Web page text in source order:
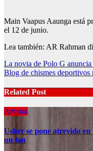
Main Vaapus Aaunga está
el 12 de junio.
Lea también: AR Rahman
Post
navigation
La novia de Polo G
Blog de chismes deportivos
Related Post
Artistas
Usher se pone atrevido
un fan